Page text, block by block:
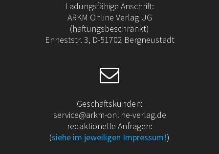
Ladungsfähige Anschrift:
ARKM Online Verlag UG
(haftungsbeschränkt)
Enneststr. 3, D-51702 Bergneustadt
Geschäftskunden:
service@arkm-online-verlag.de
redaktionelle Anfragen:
(siehe im jeweiligen Impressum!)